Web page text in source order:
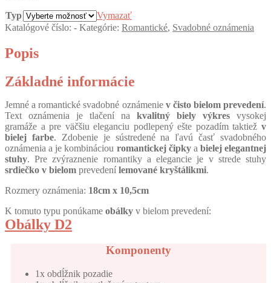
Typ
Vymazať
Katalógové číslo: - Kategórie: Romantické, Svadobné oznámenia
Popis
Základné informácie
Jemné a romantické svadobné oznámenie v čisto bielom prevedení.
Text oznámenia je tlačení na kvalitný biely výkres vysokej
gramáže a pre väčšiu eleganciu podlepený ešte pozadím taktiež v
bielej farbe. Zdobenie je sústredené na ľavú časť svadobného
oznámenia a je kombináciou romantickej čipkya bielej elegantnej
stuhy. Pre zvýraznenie romantiky a elegancie je v strede stuhy
srdiečko v bielom prevedení lemované kryštálikmi.
Rozmery oznámenia: 18cm x 10,5cm
K tomuto typu ponúkame obálky v bielom prevedení:
Obálky D2
Komponenty
1x obdĺžnik pozadie